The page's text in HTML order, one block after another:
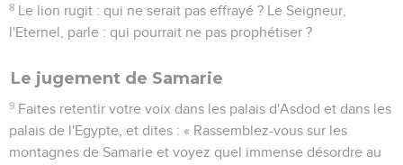
8 Le lion rugit : qui ne serait pas effrayé ? Le Seigneur,
l'Eternel, parle : qui pourrait ne pas prophétiser ?
Le jugement de Samarie
9 Faites retentir votre voix dans les palais d'Asdod et dans les
palais de l'Egypte, et dites : « Rassemblez-vous sur les
montagnes de Samarie et voyez quel immense désordre au